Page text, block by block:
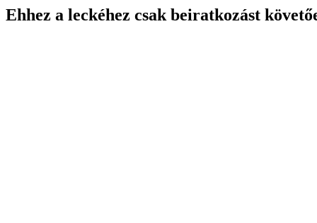
Ehhez a leckéhez csak beiratkozást